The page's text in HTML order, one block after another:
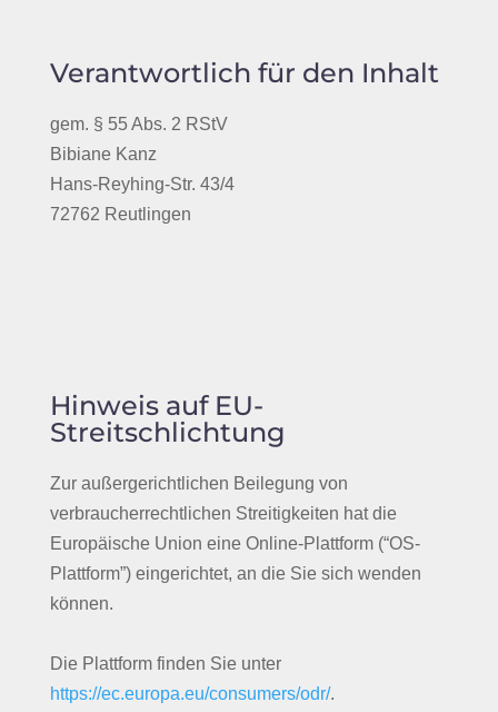
Verantwortlich für den Inhalt
gem. § 55 Abs. 2 RStV
Bibiane Kanz
Hans-Reyhing-Str. 43/4
72762 Reutlingen
Hinweis auf EU-
Streitschlichtung
Zur außergerichtlichen Beilegung von
verbraucherrechtlichen Streitigkeiten hat die
Europäische Union eine Online-Plattform (“OS-
Plattform”) eingerichtet, an die Sie sich wenden
können.
Die Plattform finden Sie unter
https://ec.europa.eu/consumers/odr/.